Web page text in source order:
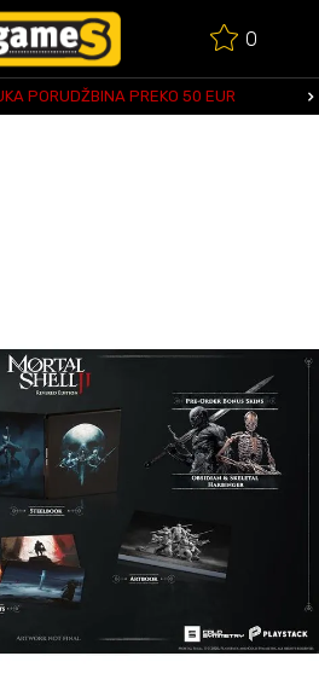
0
PORUDŽBINA PREKO 50 EUR